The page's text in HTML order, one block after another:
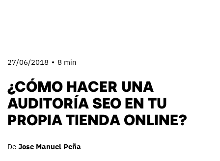
27/06/2018 8 min
¿CÓMO HACER UNA
AUDITORÍA SEO EN TU
PROPIA TIENDA ONLINE?
De Jose Manuel Peña